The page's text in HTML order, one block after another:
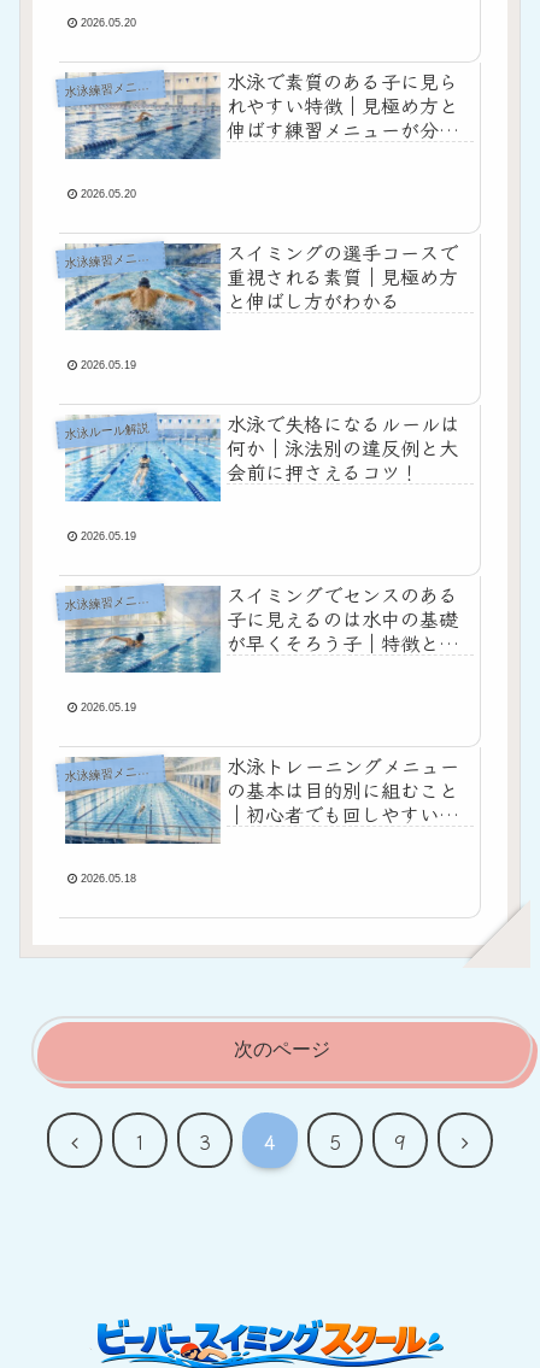
2026.05.20
水
泳練習メニュー
水泳で素質のある子に見ら
れやすい特徴｜見極め方と
伸ばす練習メニューが分か
2026.05.20
水
泳練習メニュー
スイミングの選手コースで
重視される素質｜見極め方
と伸ばし方がわかる
2026.05.19
水泳ルール解説
水泳で失格になるルールは
何か｜泳法別の違反例と大
会前に押さえるコツ！
2026.05.19
水
泳練習メニュー
スイミングでセンスのある
子に見えるのは水中の基礎
が早くそろう子｜特徴と伸
2026.05.19
水
泳練習メニュー
水泳トレーニングメニュー
の基本は目的別に組むこと
｜初心者でも回しやすい練
2026.05.18
次のページ
前
1 3 4 5 9
次